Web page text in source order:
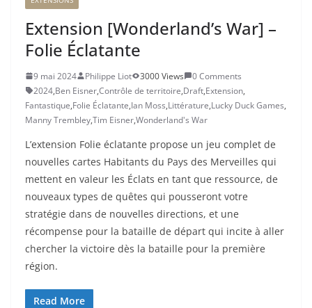
Extension [Wonderland’s War] –
Folie Éclatante
9 mai 2024 Philippe Liot 3000 Views
0 Comments
2024,Ben Eisner,Contrôle de territoire,Draft,Extension,
Fantastique,Folie Éclatante,Ian Moss,Littérature,Lucky Duck Games,
Manny Trembley,Tim Eisner,Wonderland's War
L’extension Folie éclatante propose un jeu complet de
nouvelles cartes Habitants du Pays des Merveilles qui
mettent en valeur les Éclats en tant que ressource, de
nouveaux types de quêtes qui pousseront votre
stratégie dans de nouvelles directions, et une
récompense pour la bataille de départ qui incite à aller
chercher la victoire dès la bataille pour la première
région.
Read More